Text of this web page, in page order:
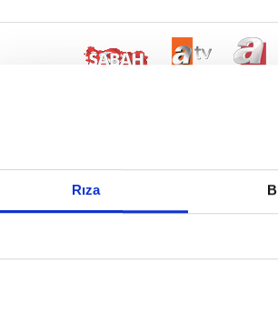
Rıza
Reddet